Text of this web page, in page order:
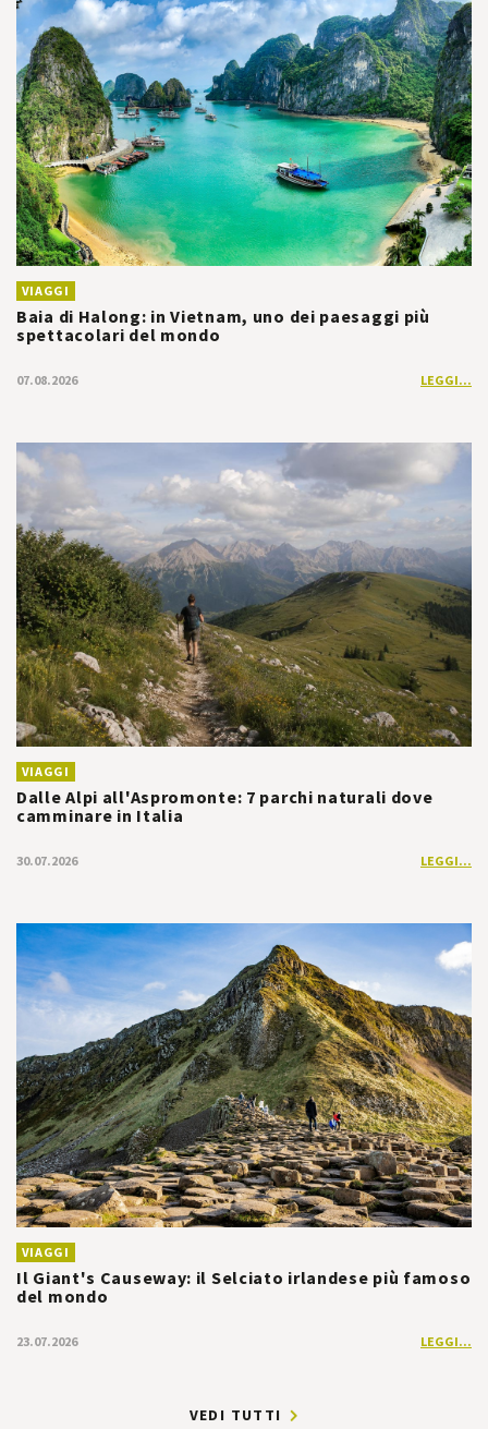
VIAGGI
Baia di Halong: in Vietnam, uno dei paesaggi più
spettacolari del mondo
07.08.2026 LEGGI...
VIAGGI
Dalle Alpi all'Aspromonte: 7 parchi naturali dove
camminare in Italia
30.07.2026 LEGGI...
VIAGGI
Il Giant's Causeway: il Selciato irlandese più famoso
del mondo
23.07.2026 LEGGI...
VEDI TUTTI